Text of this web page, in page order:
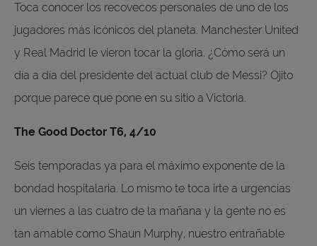
Toca conocer los recovecos personales de uno de los
jugadores más icónicos del planeta. Manchester United
y Real Madrid le vieron tocar la gloria. ¿Cómo será un
día a día del presidente del actual club de Messi? Ojito
porque parece que pone en su sitio a Victoria.
The Good Doctor T6, 4/10
Seis temporadas ya para el máximo exponente de la
bondad hospitalaria. Lo mismo te toca irte a urgencias
un viernes a las cuatro de la mañana y la gente no es
tan amable como Shaun Murphy, nuestro entrañable